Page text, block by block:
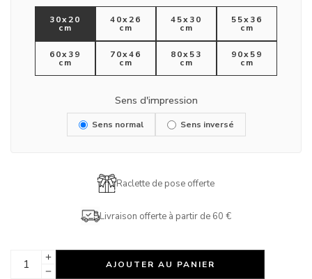
30x20
cm
40x26
cm
45x30
cm
55x36
cm
60x39
cm
70x46
cm
80x53
cm
90x59
cm
Sens d'impression
Sens normal Sens inversé
Raclette de pose offerte
Livraison offerte à partir de 60 €
AJOUTER AU PANIER